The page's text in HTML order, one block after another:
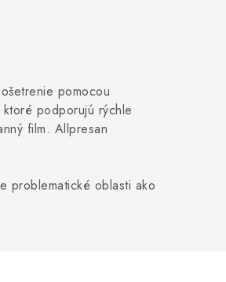
pomocou
podporujú rýchle
film. Allpresan
problematické oblasti ako